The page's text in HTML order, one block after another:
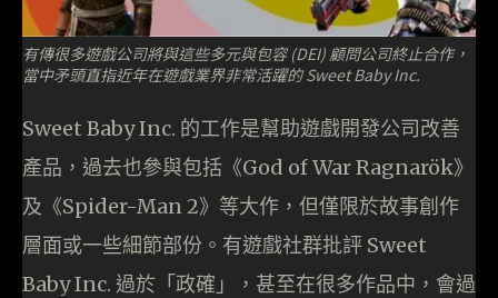
有傳很多遊戲公司將與這些多元與包容 (DEI) 顧問公司終止合作，
當中矛頭直指近年在遊戲業界非常活躍的 Sweet Baby Inc.
Sweet Baby Inc. 的工作是幫助遊戲開發公司改善
產品，過去也參與包括《God of War Ragnarök》
及《Spider-Man 2》等大作，但僅限於故事創作
層面或一些細節部份。有遊戲社群批評 Sweet
Baby Inc. 過於「政確」，甚至在很多作品中，會過